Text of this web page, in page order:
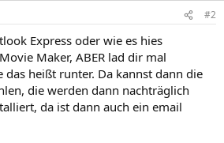
#2
Express oder wie es hies
Maker, ABER lad dir mal
heißt runter. Da kannst dann die
die werden dann nachträglich
da ist dann auch ein email